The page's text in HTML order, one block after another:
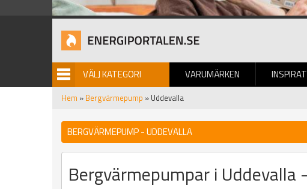
VÄLJ KATEGORI VARUMÄRKEN
BILDGALLERI
Hem » Bergvärmepump » Uddevalla
BERGVÄRMEPUMP - UDDEVALLA
Bergvärmepumpar i